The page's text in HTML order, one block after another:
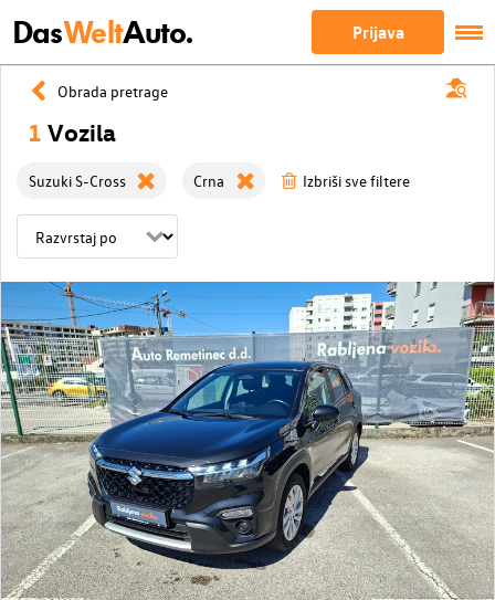
DasWeltAuto. Prijava
Obrada pretrage
1 Vozila
Suzuki S-Cross Crna Izbriši sve filtere